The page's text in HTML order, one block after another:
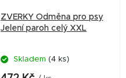
ZVERKY Odměna pro psy
Jelení paroh celý XXL
Skladem (4 ks)